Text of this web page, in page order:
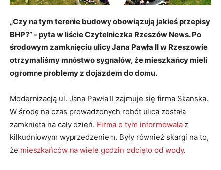
„Czy na tym terenie budowy obowiązują jakieś przepisy
BHP?” – pyta w liście Czytelniczka Rzeszów News. Po
środowym zamknięciu ulicy Jana Pawła II w Rzeszowie
otrzymaliśmy mnóstwo sygnałów, że mieszkańcy mieli
ogromne problemy z dojazdem do domu.
Modernizacją ul. Jana Pawła II zajmuje się firma Skanska.
W środę na czas prowadzonych robót ulica została
zamknięta na cały dzień. Firma o tym informowała z
kilkudniowym wyprzedzeniem. Były również skargi na to,
że mieszkańców na wiele godzin odcięto od wody.